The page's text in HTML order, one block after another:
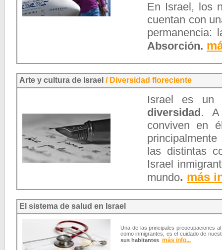
En Israel, los
cuentan con
permanencia:
Absorción.
Arte y cultura de Israel / Diversidad floreciente
Israel es
diversidad. A
conviven en
las distintas
Israel
mundo. más
El sistema de salud en Israel
Una de las principales preocupaciones
como inmigrantes, es el cuidado de
sus habitantes más info...